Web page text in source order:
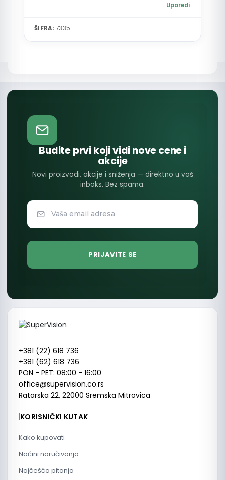
Uporedi
ŠIFRA: 7335
Budite prvi koji vidi nove cene i
akcije
Novi proizvodi, akcije i sniženja — direktno u vaš
inboks. Bez spama.
+381 (22) 618 736
+381 (62) 618 736
PON - PET: 08:00 - 16:00
office@supervision.co.rs
Ratarska 22, 22000 Sremska Mitrovica
KORISNIČKI KUTAK
Kako kupovati
Načini naručivanja
Najčešća pitanja